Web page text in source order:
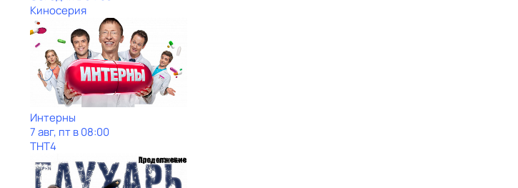
Киносерия
Интерны
7 авг, пт в 08:00
ТНТ4